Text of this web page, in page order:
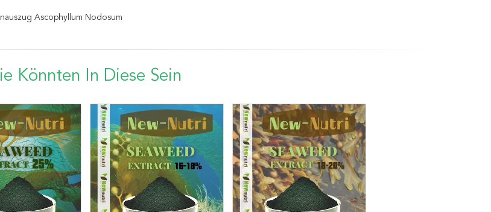
Ascophyllum Nodosum
Könnten In Diese Sein